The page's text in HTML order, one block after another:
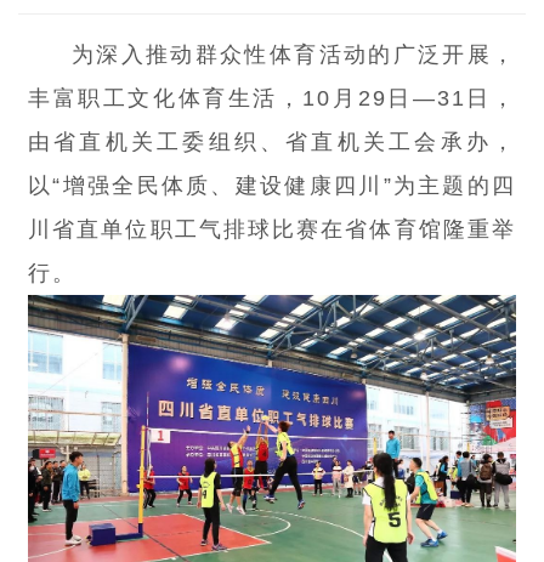
为深入推动群众性体育活动的广泛开展，
丰富职工文化体育生活，10月29日—31日，
由省直机关工委组织、省直机关工会承办，
以“增强全民体质、建设健康四川”为主题的四
川省直单位职工气排球比赛在省体育馆隆重举
行。